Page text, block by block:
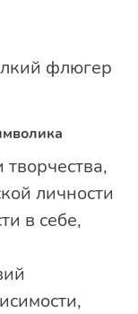
флюгер
личности
в себе,